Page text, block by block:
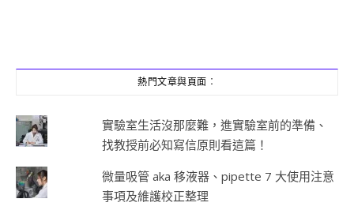
熱門文章與頁面︰
實驗室生活沒那麼難，進實驗室前的準備、
找教授前必知寫信原則看這篇！
微量吸管 aka 移液器、pipette 7 大使用注意
事項及維護校正整理